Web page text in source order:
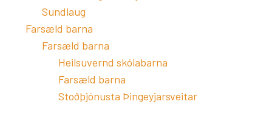
Sundlaug
Farsæld barna
Farsæld barna
Heilsuvernd skólabarna
Farsæld barna
Stoðþjónusta Þingeyjarsveitar